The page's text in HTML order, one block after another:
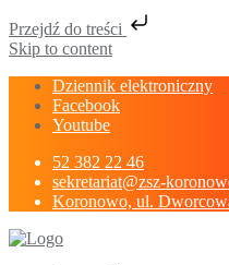
Przejdź do treści
Skip to content
Dziennik elektroniczny
Facebook
Youtube
52 382 22 46
sekretariat@zsz-
Koronowo, ul.